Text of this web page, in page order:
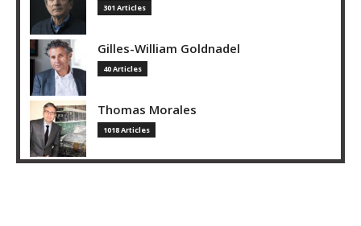
301 Articles
Gilles-William Goldnadel
40 Articles
Thomas Morales
1018 Articles